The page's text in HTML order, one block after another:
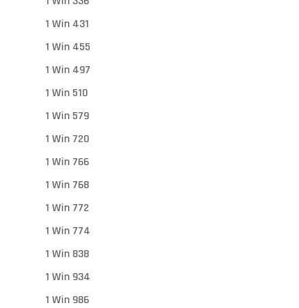
1 Win 431
1 Win 455
1 Win 497
1 Win 510
1 Win 579
1 Win 720
1 Win 766
1 Win 768
1 Win 772
1 Win 774
1 Win 838
1 Win 934
1 Win 986